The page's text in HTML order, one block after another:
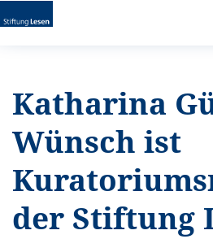
Katharina
Wünsch ist
der Stiftung